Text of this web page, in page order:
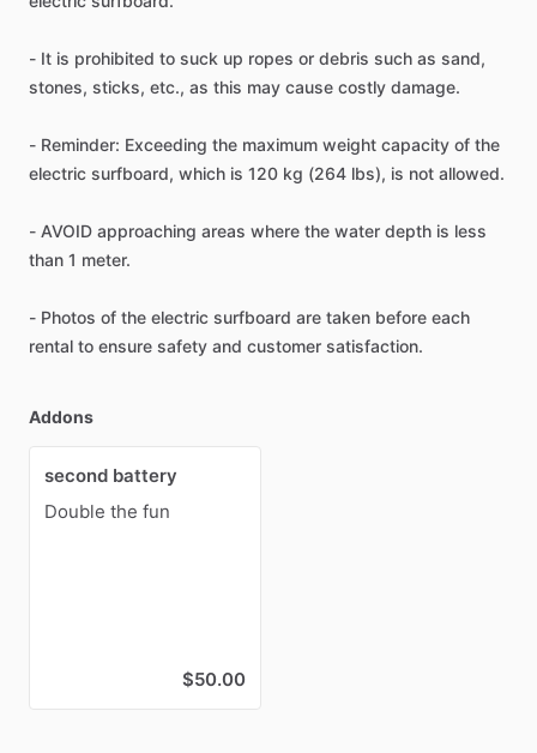
- It is prohibited to suck up ropes or debris such as sand,
stones, sticks, etc., as this may cause costly damage.
- Reminder: Exceeding the maximum weight capacity of the
electric surfboard, which is 120 kg (264 lbs), is not allowed.
- AVOID approaching areas where the water depth is less
than 1 meter.
- Photos of the electric surfboard are taken before each
rental to ensure safety and customer satisfaction.
Addons
second battery
Double the fun
$50.00